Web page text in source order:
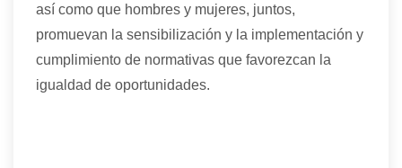
así como que hombres y mujeres, juntos,
promuevan la sensibilización y la implementación y
cumplimiento de normativas que favorezcan la
igualdad de oportunidades.